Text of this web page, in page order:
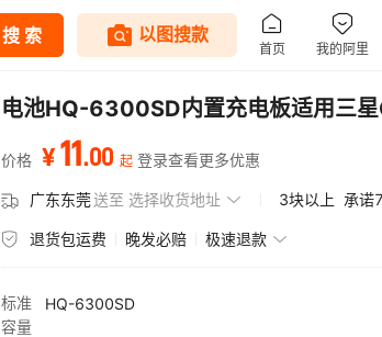
电池HQ-6300SD内置充电板适用三
价格 ¥11.00 起 登录查看更多优惠
广东东莞送至 选择收货地址 3块以上 承诺
退货包运费 晚发必赔 极速退款
标准
容量
HQ-6300SD